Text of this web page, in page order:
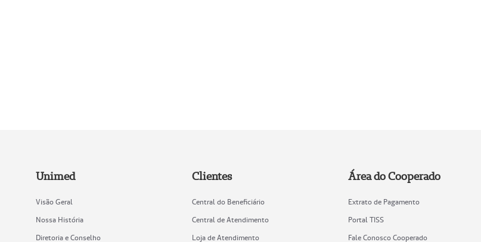
Unimed
Visão Geral
Nossa História
Diretoria e Conselho
Clientes
Central do Beneficiário
Central de Atendimento
Loja de Atendimento
Área do Cooperado
Extrato de Pagamento
Portal TISS
Fale Conosco Cooperado